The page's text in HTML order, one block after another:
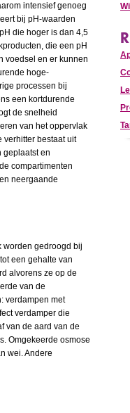
intensief genoeg
bij pH-waarden
die hoger is dan 4,5
die een pH
voedsel en er kunnen
hoge-
processen bij
een kortdurende
de snelheid
van het oppervlak
verhitter bestaat uit
geplaatst en
compartimenten
neergaande
worden gedroogd bij
een gehalte van
alvorens ze op de
van de
verdampen met
verdamper die
van de aard van de
Omgekeerde osmose
wei. Andere